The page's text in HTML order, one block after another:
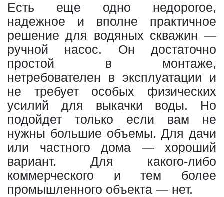
Есть еще одно недорогое,
надежное и вполне практичное
решение для водяных скважин —
ручной насос. Он достаточно
простой в монтаже,
нетребователен в эксплуатации и
не требует особых физических
усилий для выкачки воды. Но
подойдет только если вам не
нужны большие объемы. Для дачи
или частного дома — хороший
вариант. Для какого-либо
коммерческого и тем более
промышленного объекта — нет.